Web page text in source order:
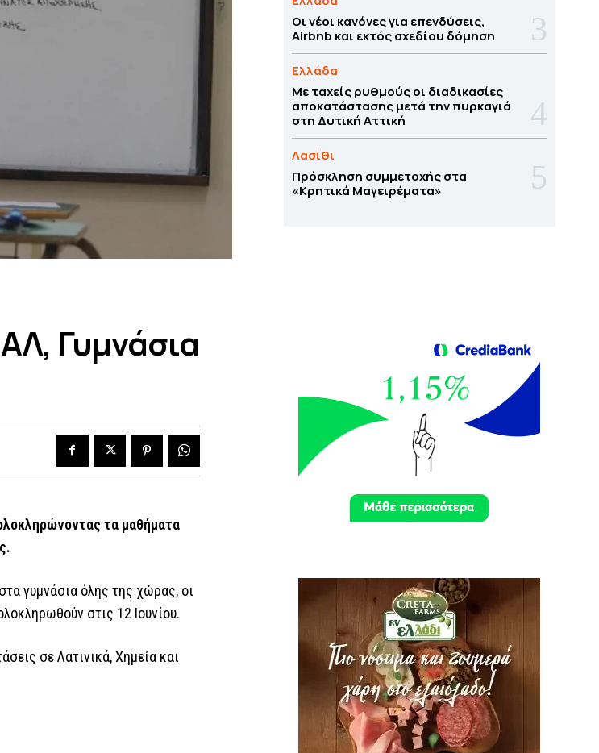
Γυμνάσια
τα μαθήματα
γυμνάσια όλης της χώρας, οι
στις 12 Ιουνίου.
σε Λατινικά, Χημεία και
Οι νέοι κανόνες για επενδύσεις,
Airbnb και εκτός σχεδίου δόμηση
Ελλάδα
Με ταχείς ρυθμούς οι διαδικασίες
αποκατάστασης μετά την πυρκαγιά
στη Δυτική Αττική
Λασίθι
Πρόσκληση συμμετοχής στα
«Κρητικά Μαγειρέματα»